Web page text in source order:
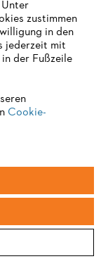
STIHL
wir Ihnen, zu
zustimmen
in den
jederzeit mit
der Fußzeile
Cookie-